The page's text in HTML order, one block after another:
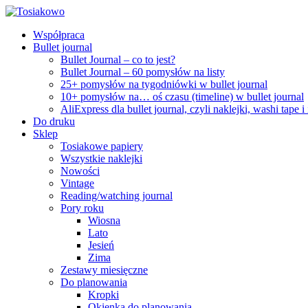
Współpraca
Bullet journal
Bullet Journal – co to jest?
Bullet Journal – 60 pomysłów na listy
25+ pomysłów na tygodniówki w bullet journal
10+ pomysłów na… oś czasu (timeline) w bullet journal
AliExpress dla bullet journal, czyli naklejki, washi tape i
Do druku
Sklep
Tosiakowe papiery
Wszystkie naklejki
Nowości
Vintage
Reading/watching journal
Pory roku
Wiosna
Lato
Jesień
Zima
Zestawy miesięczne
Do planowania
Kropki